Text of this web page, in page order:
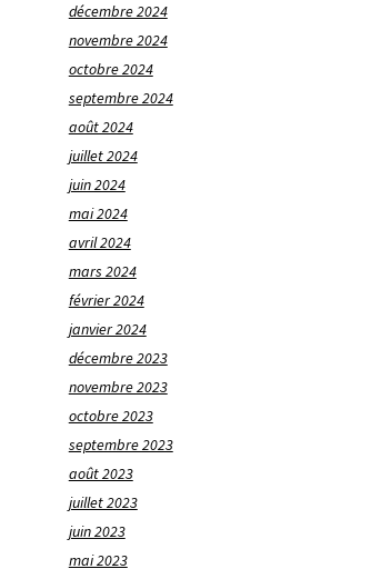
décembre 2024
novembre 2024
octobre 2024
septembre 2024
août 2024
juillet 2024
juin 2024
mai 2024
avril 2024
mars 2024
février 2024
janvier 2024
décembre 2023
novembre 2023
octobre 2023
septembre 2023
août 2023
juillet 2023
juin 2023
mai 2023